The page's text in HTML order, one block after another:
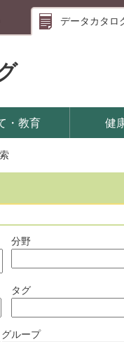
データカタロ
・教育 健
分野
タグ
グループ